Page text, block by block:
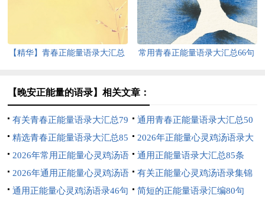
【精华】青春正能量语录大汇总
常用青春正能量语录大汇总66句
【晚安正能量的语录】相关文章：
有关青春正能量语录大汇总79
条
通用青春正能量语录大汇总50
条
精选青春正能量语录大汇总85
条
2026年正能量心灵鸡汤语录大
汇总77条
2026年常用正能量心灵鸡汤语
录集合85句
通用正能量语录大汇总85条
2026年通用正能量心灵鸡汤语
录大汇总69句
有关正能量心灵鸡汤语录集锦
51句
通用正能量心灵鸡汤语录46句 简短的正能量语录汇编80句